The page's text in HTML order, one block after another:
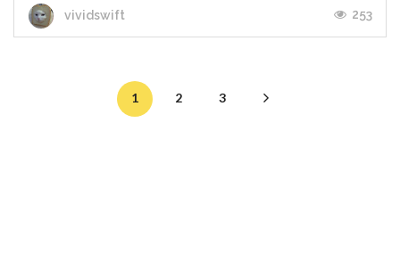
vividswift 253
1 2 3